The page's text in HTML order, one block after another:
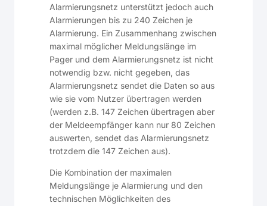
Alarmierungsnetz unterstützt jedoch auch
Alarmierungen bis zu 240 Zeichen je
Alarmierung. Ein Zusammenhang zwischen
maximal möglicher Meldungslänge im
Pager und dem Alarmierungsnetz ist nicht
notwendig bzw. nicht gegeben, das
Alarmierungsnetz sendet die Daten so aus
wie sie vom Nutzer übertragen werden
(werden z.B. 147 Zeichen übertragen aber
der Meldeempfänger kann nur 80 Zeichen
auswerten, sendet das Alarmierungsnetz
trotzdem die 147 Zeichen aus).
Die Kombination der maximalen
Meldungslänge je Alarmierung und den
technischen Möglichkeiten des